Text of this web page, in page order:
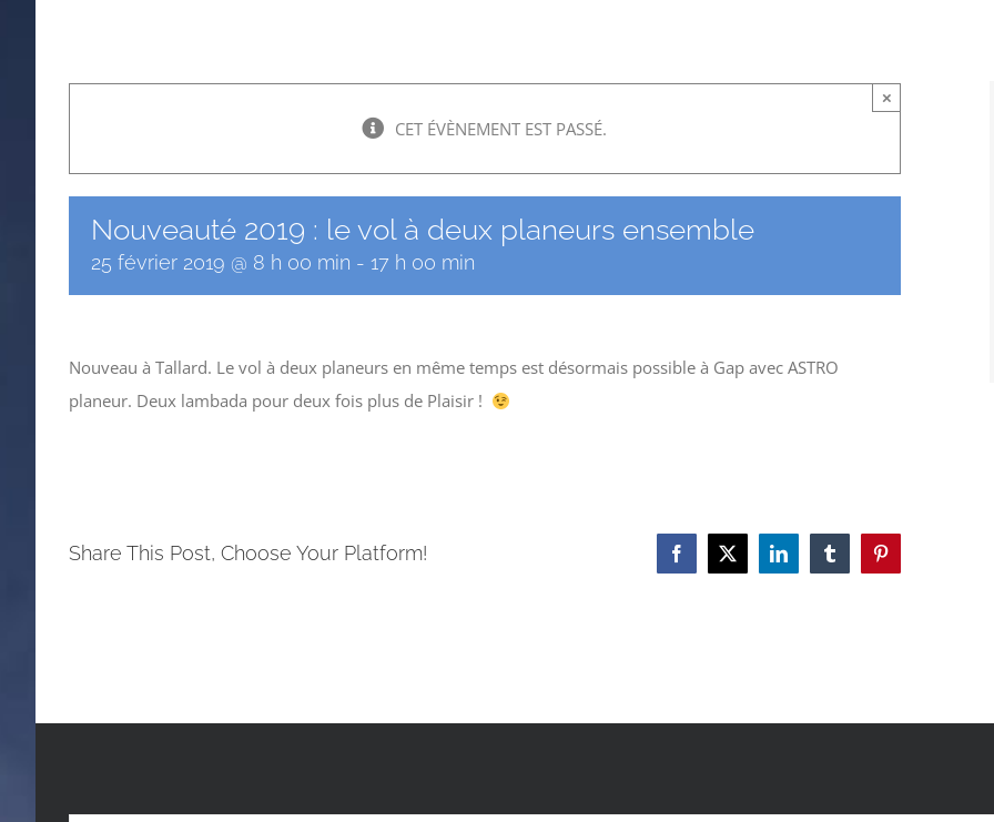
CET ÉVÈNEMENT EST PASSÉ.
×
Nouveauté 2019 : le vol à deux planeurs ensemble
25 février 2019 @ 8 h 00 min - 17 h 00 min
Nouveau à Tallard. Le vol à deux planeurs en même temps est désormais possible à Gap avec ASTRO
planeur. Deux lambada pour deux fois plus de Plaisir !
Share This Post, Choose Your Platform! Facebook
X LinkedInTumblrPinterest